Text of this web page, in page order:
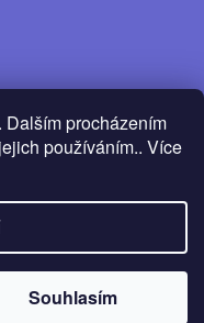
Dalším procházením
používáním.. Více
Souhlasím
s.r.o.
. Všechna práva